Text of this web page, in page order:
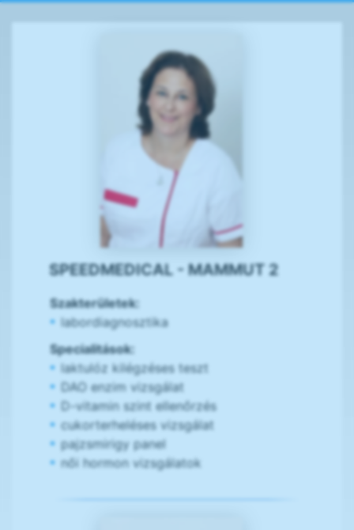
SPEEDMEDICAL - MAMMUT 2
Szakterületek:
labordiagnosztika
Specialitások:
laktulóz kilégzéses teszt
DAO enzim vizsgálat
D-vitamin szint ellenőrzés
cukorterheléses vizsgálat
pajzsmirigy panel
női hormon vizsgálatok